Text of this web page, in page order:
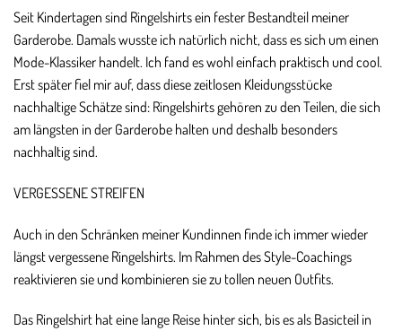
Seit Kindertagen sind Ringelshirts ein fester Bestandteil meiner
Garderobe. Damals wusste ich natürlich nicht, dass es sich um einen
Mode-Klassiker handelt. Ich fand es wohl einfach praktisch und cool.
Erst später fiel mir auf, dass diese zeitlosen Kleidungsstücke
nachhaltige Schätze sind: Ringelshirts gehören zu den Teilen, die sich
am längsten in der Garderobe halten und deshalb besonders
nachhaltig sind.
VERGESSENE STREIFEN
Auch in den Schränken meiner Kundinnen finde ich immer wieder
längst vergessene Ringelshirts. Im Rahmen des Style-Coachings
reaktivieren sie und kombinieren sie zu tollen neuen Outfits.
Das Ringelshirt hat eine lange Reise hinter sich, bis es als Basicteil in